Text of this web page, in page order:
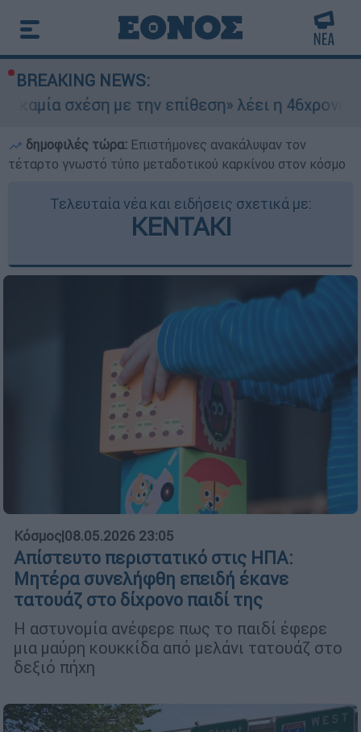
BREAKING NEWS:
με την επίθεση» λέει η 46χρονη - Τι
δημοφιλές τώρα: Επιστήμονες ανακάλυψαν τον
τέταρτο γνωστό τύπο μεταδοτικού καρκίνου στον κόσμο
Τελευταία νέα και ειδήσεις σχετικά με:
ΚΕΝΤΑΚΙ
Κόσμος|08.05.2026 23:05
Απίστευτο περιστατικό στις ΗΠΑ:
Μητέρα συνελήφθη επειδή έκανε
τατουάζ στο δίχρονο παιδί της
Η αστυνομία ανέφερε πως το παιδί έφερε
μια μαύρη κουκκίδα από μελάνι τατουάζ στο
δεξιό πήχη